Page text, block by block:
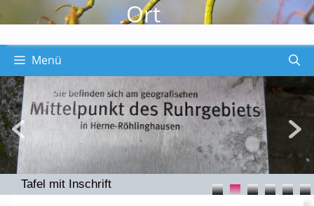
Ort
Menü
Tafel mit Inschrift